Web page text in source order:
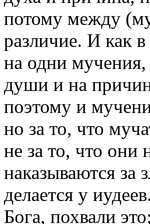
потому между
различие. И как
на одни
души и на
поэтому и
но за то, что
не за то, что они
наказываются за
делается у
Бога, похвали